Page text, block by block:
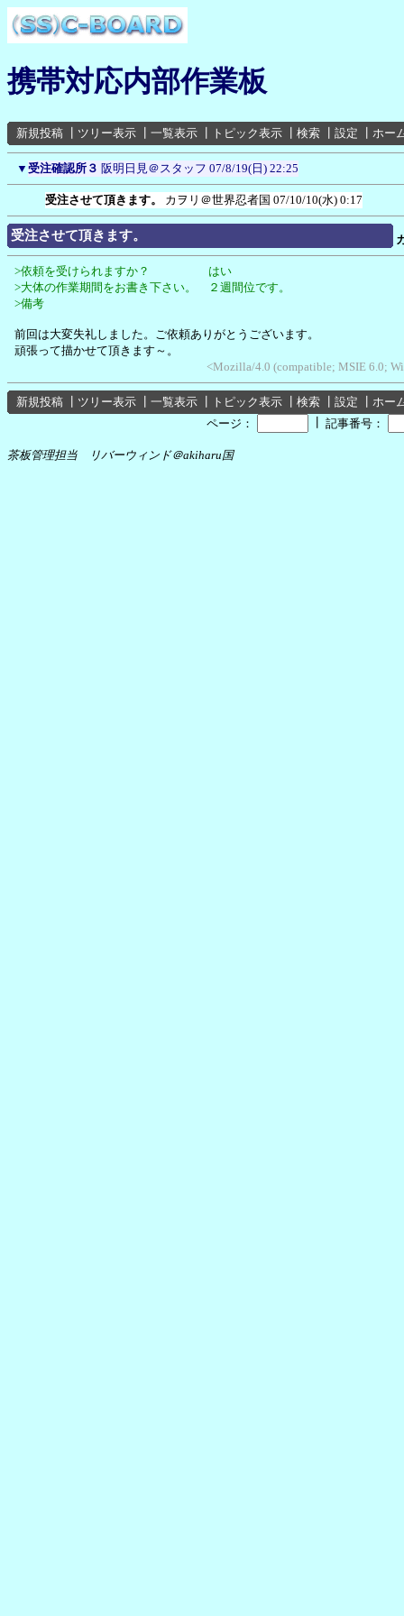
携帯対応内部作業板
新規投稿 ツリー表示 一覧表示 トピック表示 検索 設定 ホー
▼ 受注確認所３ 阪明日見＠スタッフ 07/8/19(日) 22:25
受注させて頂きます。 カヲリ＠世界忍者国 07/10/10(水) 0:17
受注させて頂きます。
>依頼を受けられますか？ はい
>大体の作業期間をお書き下さい。 ２週間位です。
>備考
前回は大変失礼しました。ご依頼ありがとうございます。
頑張って描かせて頂きます～。
<Mozilla/4.0 (compatible; MSIE 6.0;
新規投稿 ツリー表示 一覧表示 トピック表示 検索 設定
ホー
ページ：
記事番号：
茶板管理担当 リバーウィンド＠akiharu国